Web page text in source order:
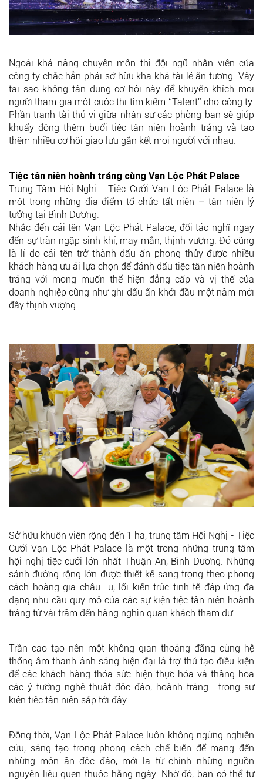
Ngoài khả năng chuyên môn thì đội ngũ nhân viên của
công ty chắc hẳn phải sở hữu kha khá tài lẻ ấn tượng. Vậy
tại sao không tận dụng cơ hội này để khuyến khích mọi
người tham gia một cuộc thi tìm kiếm “Talent” cho công ty.
Phần tranh tài thú vị giữa nhân sự các phòng ban sẽ giúp
khuấy động thêm buổi tiệc tân niên hoành tráng và tạo
thêm nhiều cơ hội giao lưu gắn kết mọi người với nhau.
Tiệc tân niên hoành tráng cùng Vạn Lộc Phát Palace
Trung Tâm Hội Nghị - Tiệc Cưới Vạn Lộc Phát Palace là
một trong những địa điểm tổ chức tất niên – tân niên lý
tưởng tại Bình Dương.
Nhắc đến cái tên Vạn Lộc Phát Palace, đối tác nghĩ ngay
đến sự tràn ngập sinh khí, may mắn, thịnh vượng. Đó cũng
là lí do cái tên trở thành dấu ấn phong thủy được nhiều
khách hàng ưu ái lựa chọn để đánh dấu tiệc tân niên hoành
tráng với mong muốn thể hiện đẳng cấp và vị thế của
doanh nghiệp cũng như ghi dấu ấn khởi đầu một năm mới
đầy thịnh vượng.
Sở hữu khuôn viên rộng đến 1 ha, trung tâm Hội Nghị - Tiệc
Cưới Vạn Lộc Phát Palace là một trong những trung tâm
hội nghị tiệc cưới lớn nhất Thuận An, Bình Dương. Những
sảnh đường rộng lớn được thiết kế sang trọng theo phong
cách hoàng gia châu u, lối kiến trúc tinh tế đáp ứng đa
dạng nhu cầu quy mô của các sự kiện tiệc tân niên hoành
tráng từ vài trăm đến hàng nghìn quan khách tham dự.
Trần cao tạo nên một không gian thoáng đãng cùng hệ
thống âm thanh ánh sáng hiện đại là trợ thủ tạo điều kiện
để các khách hàng thỏa sức hiện thực hóa và thăng hoa
các ý tưởng nghệ thuật độc đáo, hoành tráng… trong sự
kiện tiệc tân niên sắp tới đây.
Đồng thời, Vạn Lộc Phát Palace luôn không ngừng nghiên
cứu, sáng tạo trong phong cách chế biến để mang đến
những món ăn độc đáo, mới lạ từ chính những nguồn
nguyên liệu quen thuộc hằng ngày. Nhờ đó, bạn có thể tự